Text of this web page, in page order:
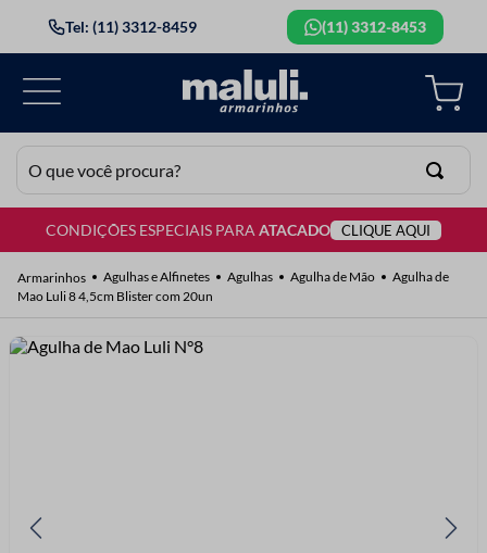
Tel: (11) 3312-8459 (11) 3312-8453
O que você procura?
CONDIÇÕES ESPECIAIS PARAATACADO CLIQUE AQUI
Agulhas e Alfinetes Agulhas Agulha de Mão
Agulha de
Mao Luli 8 4,5cm Blister com 20un
TERMOS MAIS BUSCADOS
2º
barbante
3º
botão
8º